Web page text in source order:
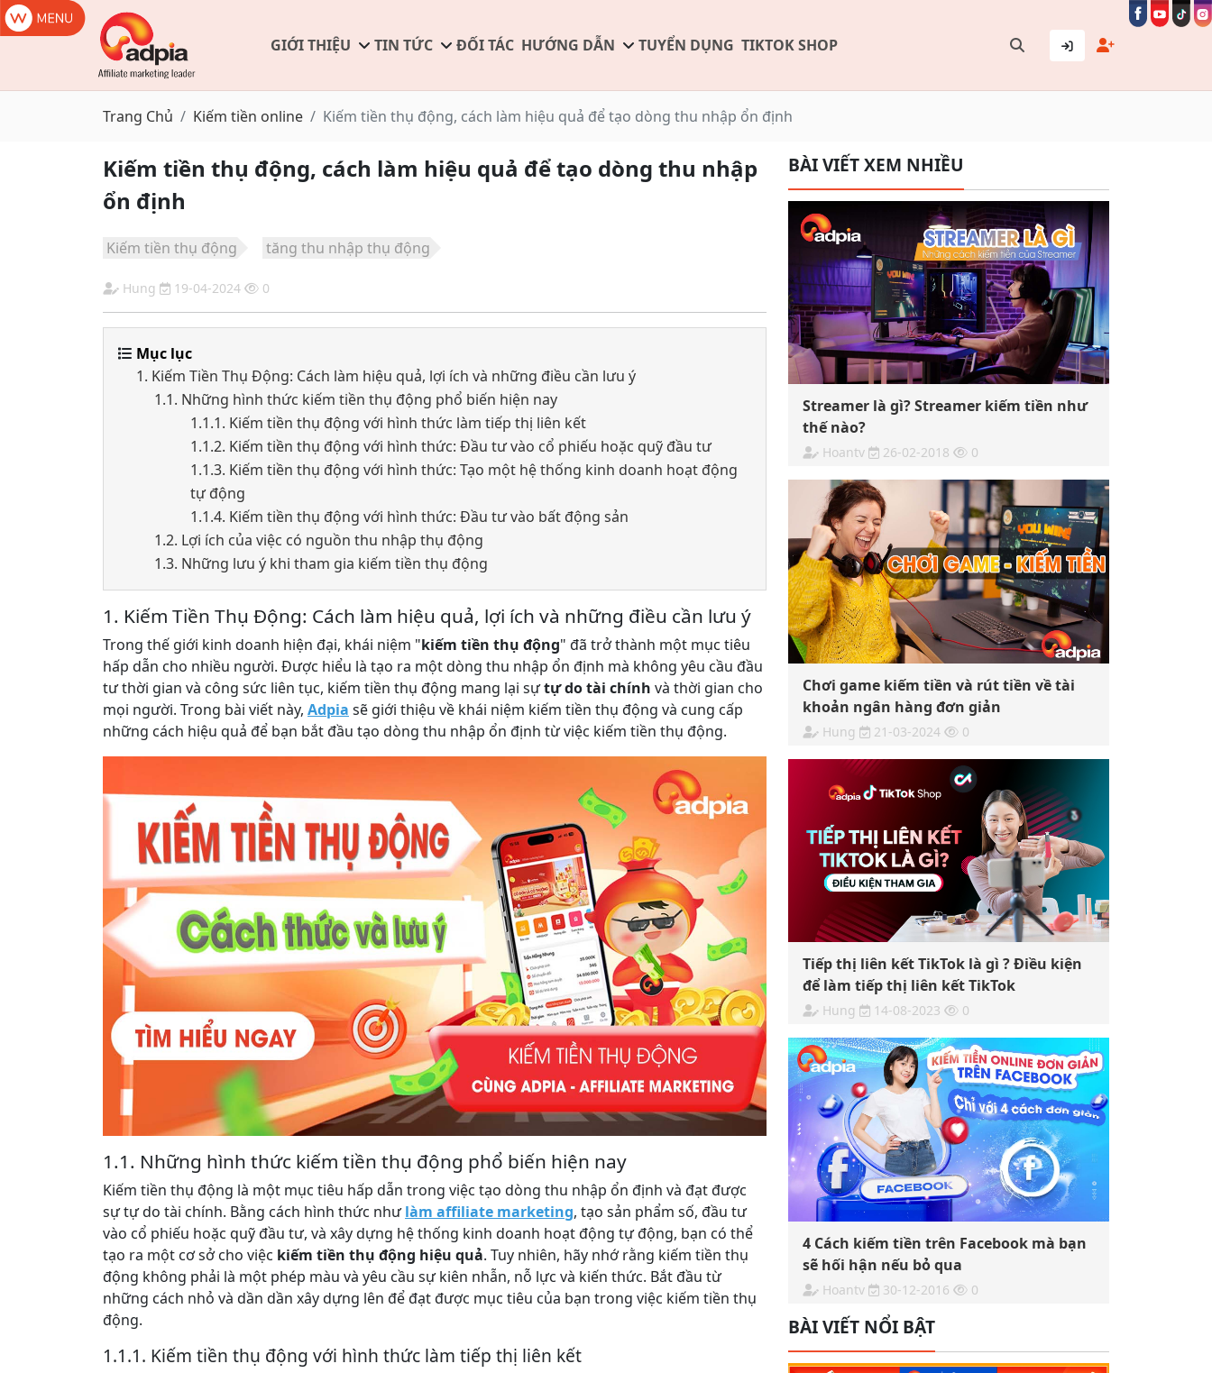
GIỚI THIỆU TIN TỨC ĐỐI TÁC HƯỚNG DẪN TUYỂN DỤNG TIKTOK SHOP
Trang Chủ Kiếm tiền online Kiếm tiền thụ động, cách làm hiệu quả để tạo dòng thu nhập ổn định
Kiếm tiền thụ động, cách làm hiệu quả để tạo dòng thu nhập
ổn định
Kiếm tiền thụ động tăng thu nhập thụ động
Hung 19-04-2024 0
Mục lục
1. Kiếm Tiền Thụ Động: Cách làm hiệu quả, lợi ích và những điều cần lưu ý
1.1. Những hình thức kiếm tiền thụ động phổ biến hiện nay
1.1.1. Kiếm tiền thụ động với hình thức làm tiếp thị liên kết
1.1.2. Kiếm tiền thụ động với hình thức: Đầu tư vào cổ phiếu hoặc quỹ đầu tư
1.1.3. Kiếm tiền thụ động với hình thức: Tạo một hệ thống kinh doanh hoạt động
tự động
1.1.4. Kiếm tiền thụ động với hình thức: Đầu tư vào bất động sản
1.2. Lợi ích của việc có nguồn thu nhập thụ động
1.3. Những lưu ý khi tham gia kiếm tiền thụ động
1. Kiếm Tiền Thụ Động: Cách làm hiệu quả, lợi ích và những điều cần lưu ý
Trong thế giới kinh doanh hiện đại, khái niệm "kiếm tiền thụ động" đã trở thành một mục tiêu
hấp dẫn cho nhiều người. Được hiểu là tạo ra một dòng thu nhập ổn định mà không yêu cầu đầu
tư thời gian và công sức liên tục, kiếm tiền thụ động mang lại sựtự do tài chính và thời gian cho
mọi người. Trong bài viết này, Adpia sẽ giới thiệu về khái niệm kiếm tiền thụ động và cung cấp
những cách hiệu quả để bạn bắt đầu tạo dòng thu nhập ổn định từ việc kiếm tiền thụ động.
1.1. Những hình thức kiếm tiền thụ động phổ biến hiện nay
Kiếm tiền thụ động là một mục tiêu hấp dẫn trong việc tạo dòng thu nhập ổn định và đạt được
sự tự do tài chính. Bằng cách hình thức nhưlàm affiliate marketing, tạo sản phẩm số, đầu tư
vào cổ phiếu hoặc quỹ đầu tư, và xây dựng hệ thống kinh doanh hoạt động tự động, bạn có thể
tạo ra một cơ sở cho việc kiếm tiền thụ động hiệu quả. Tuy nhiên, hãy nhớ rằng kiếm tiền thụ
động không phải là một phép màu và yêu cầu sự kiên nhẫn, nỗ lực và kiến thức. Bắt đầu từ
những cách nhỏ và dần dần xây dựng lên để đạt được mục tiêu của bạn trong việc kiếm tiền thụ
động.
1.1.1. Kiếm tiền thụ động với hình thức làm tiếp thị liên kết
BÀI VIẾT XEM NHIỀU
Streamer là gì? Streamer kiếm tiền như
thế nào?
Hoantv 26-02-2018 0
Chơi game kiếm tiền và rút tiền về tài
khoản ngân hàng đơn giản
Hung 21-03-2024 0
Tiếp thị liên kết TikTok là gì ? Điều kiện
để làm tiếp thị liên kết TikTok
Hung 14-08-2023 0
4 Cách kiếm tiền trên Facebook mà bạn
sẽ hối hận nếu bỏ qua
Hoantv 30-12-2016 0
BÀI VIẾT NỔI BẬT